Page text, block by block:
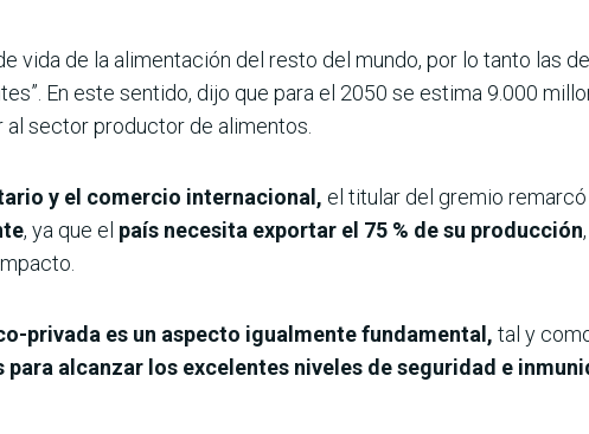
vida de la alimentación del resto del mundo, por lo tanto las
En este sentido, dijo que para el 2050 se estima 9.000
sector productor de alimentos.
y el comercio internacional, el titular del gremio
, ya que el país necesita exportar el 75 % de su producción
privada es un aspecto igualmente fundamental, tal y
alcanzar los excelentes niveles de seguridad e